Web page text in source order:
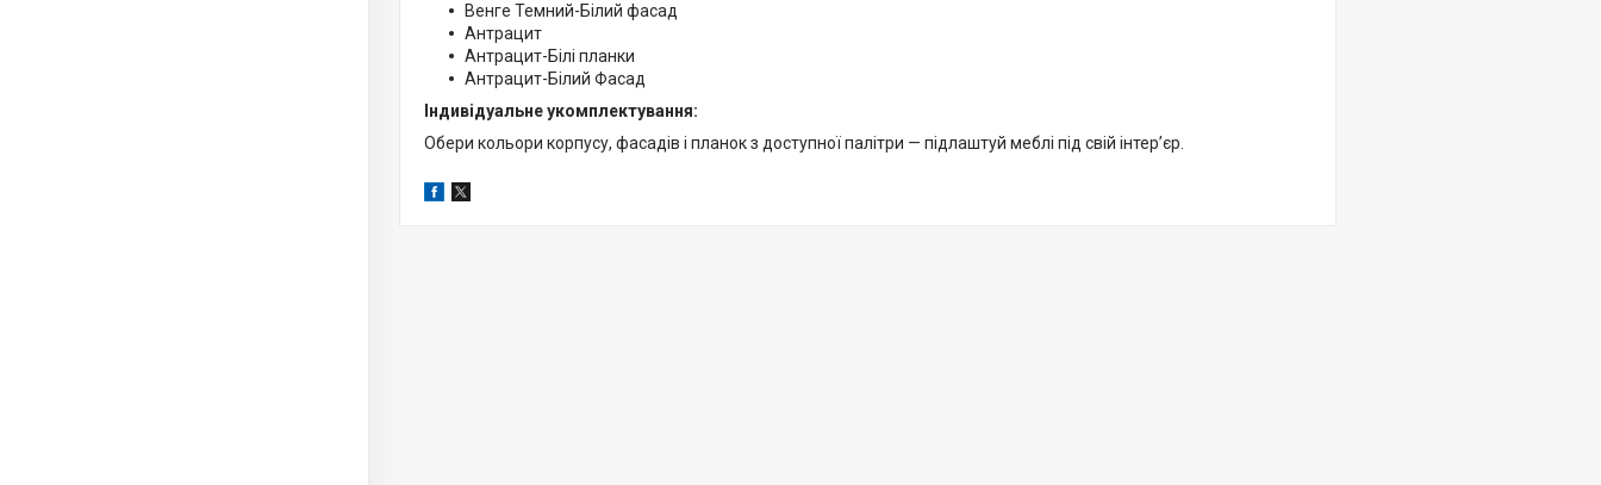
Венге Темний-Білий фасад
Антрацит
Антрацит-Білі планки
Антрацит-Білий Фасад
Індивідуальне укомплектування:
Обери кольори корпусу, фасадів і планок з доступної палітри — підлаштуй меблі під свій інтер’єр.